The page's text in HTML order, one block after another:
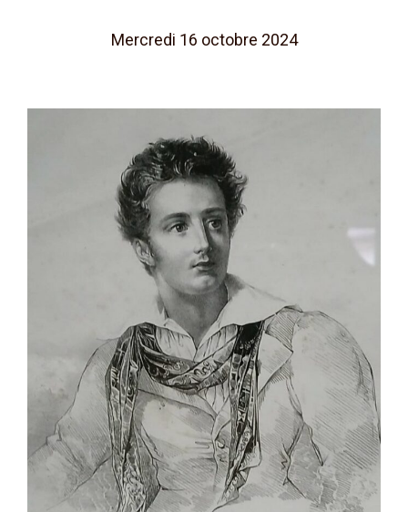
Mercredi 16 octobre 2024